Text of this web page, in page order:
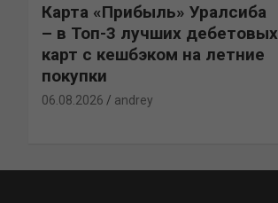
Карта «Прибыль» Уралсиба
– в Топ-3 лучших дебетовых
карт с кешбэком на летние
покупки
06.08.2026 andrey